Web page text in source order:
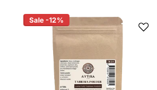
Sale -12%